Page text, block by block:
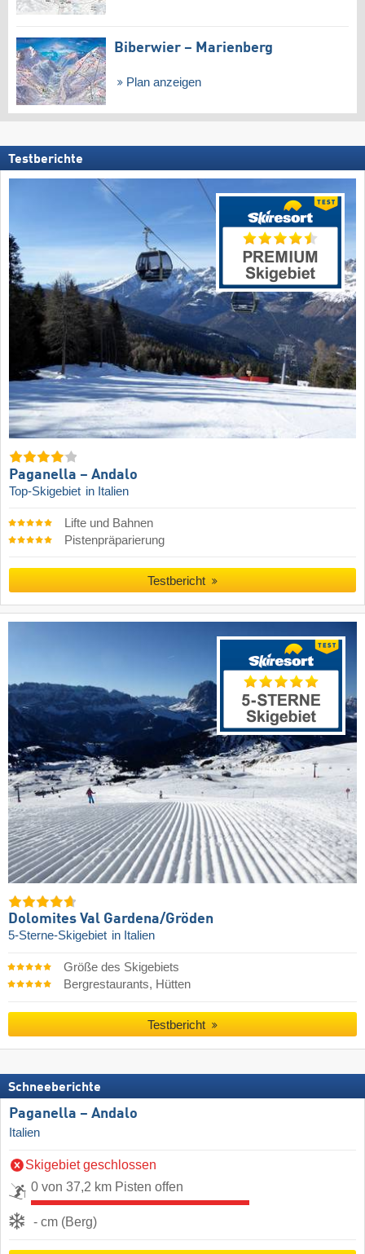
Biberwier – Marienberg
Plan anzeigen
Testberichte
Paganella – Andalo
Top-Skigebiet in Italien
Lifte und Bahnen
Pistenpräparierung
Testbericht
Dolomites Val Gardena/​Gröden
5-Sterne-Skigebiet in Italien
Größe des Skigebiets
Bergrestaurants, Hütten
Testbericht
Schneeberichte
Paganella – Andalo
Italien
Skigebiet geschlossen
0 von 37,2 km Pisten offen
- cm (Berg)